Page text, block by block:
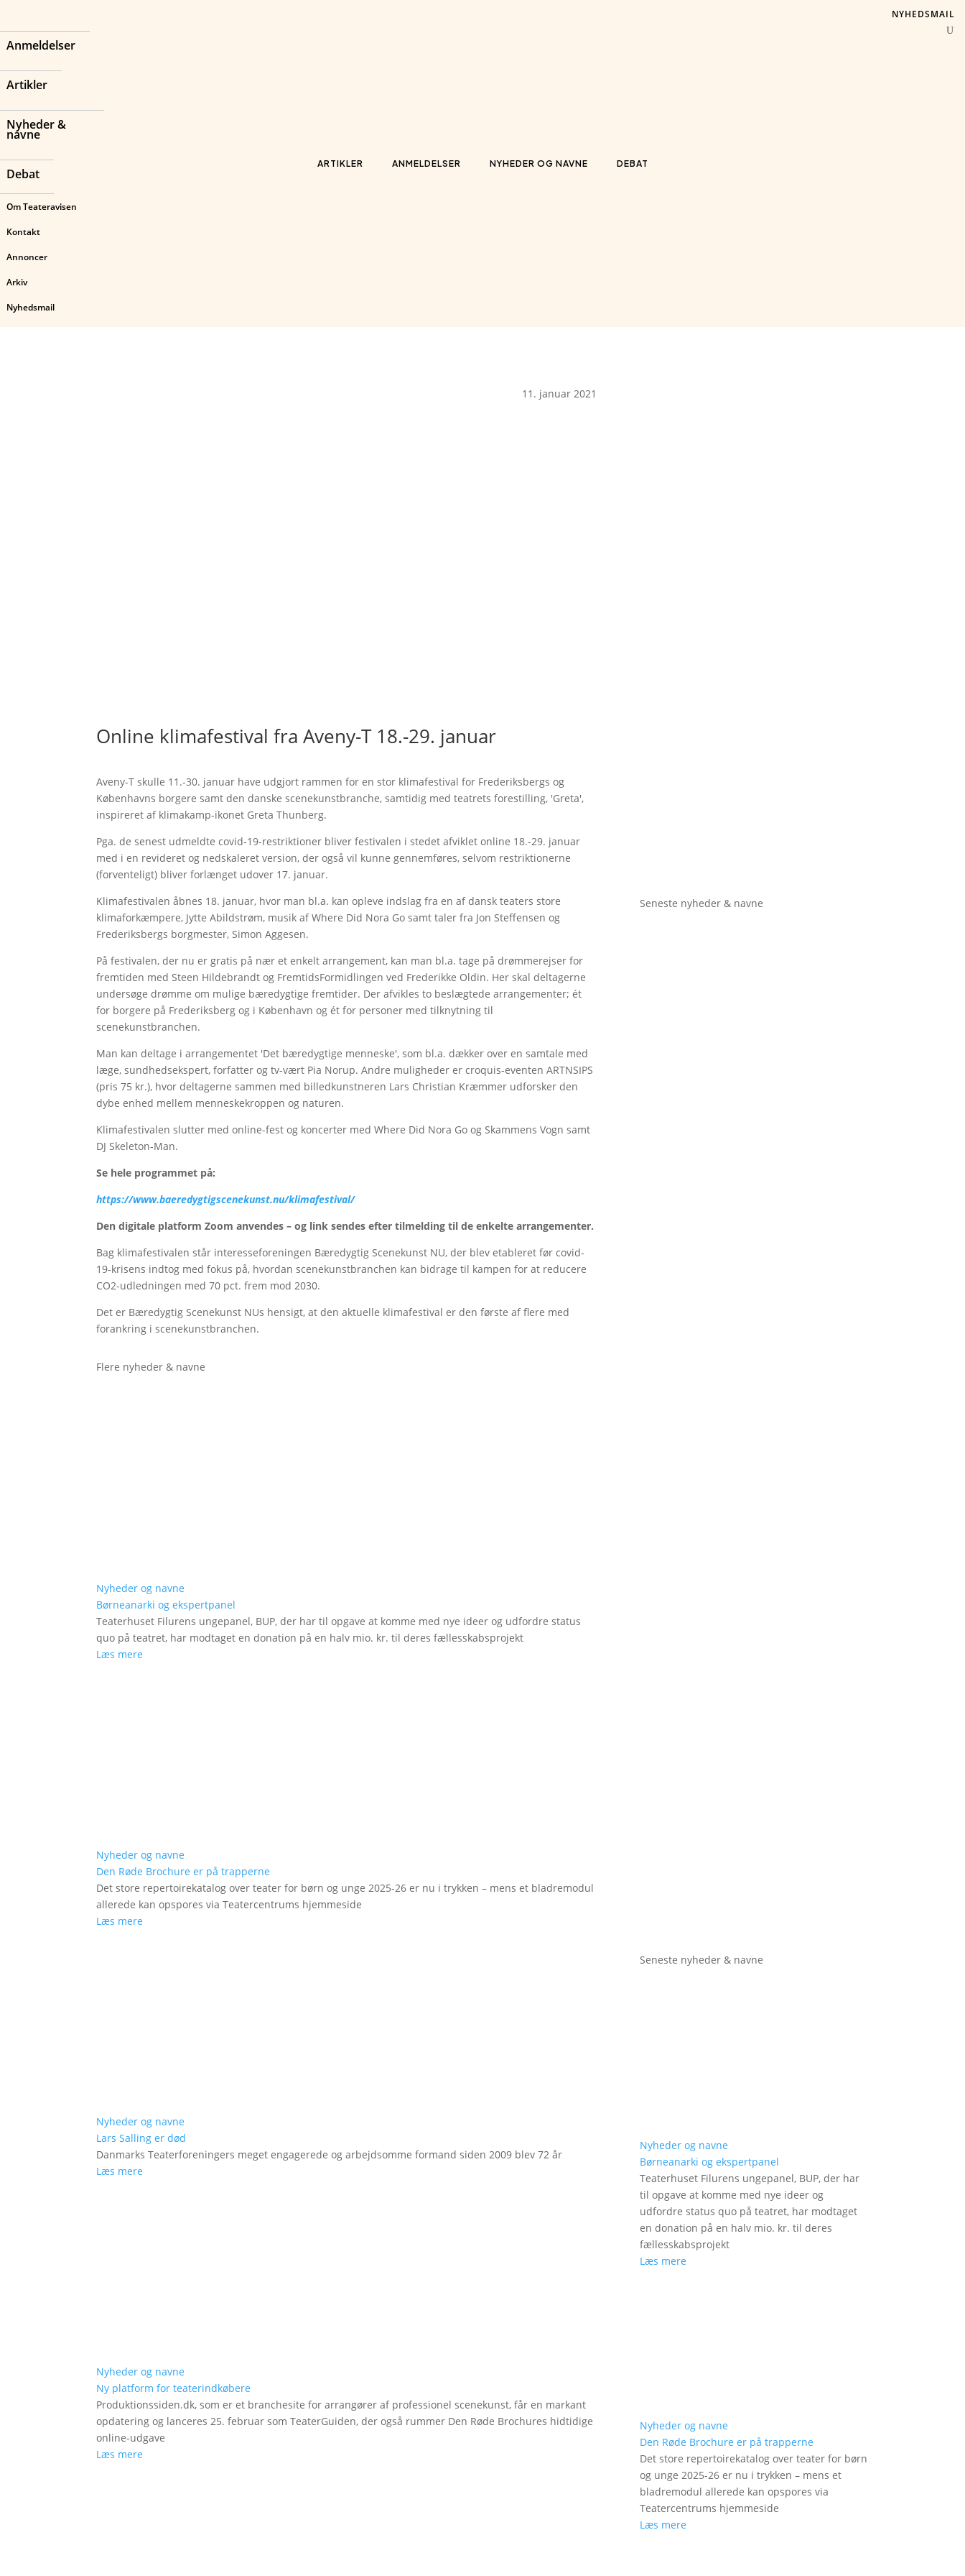
Anmeldelser
Artikler
Nyheder &
navne
Debat
Om Teateravisen
Kontakt
Annoncer
Arkiv
Nyhedsmail
ARTIKLER ANMELDELSER NYHEDER OG NAVNE DEBAT
NYHEDSMAIL
11. januar 2021
Online klimafestival fra Aveny-T 18.-29. januar
Aveny-T skulle 11.-30. januar have udgjort rammen for en stor klimafestival for Frederiksbergs og
Københavns borgere samt den danske scenekunstbranche, samtidig med teatrets forestilling, 'Greta',
inspireret af klimakamp-ikonet Greta Thunberg.
Pga. de senest udmeldte covid-19-restriktioner bliver festivalen i stedet afviklet online 18.-29. januar
med i en revideret og nedskaleret version, der også vil kunne gennemføres, selvom restriktionerne
(forventeligt) bliver forlænget udover 17. januar.
Klimafestivalen åbnes 18. januar, hvor man bl.a. kan opleve indslag fra en af dansk teaters store
klimaforkæmpere, Jytte Abildstrøm, musik af Where Did Nora Go samt taler fra Jon Steffensen og
Frederiksbergs borgmester, Simon Aggesen.
På festivalen, der nu er gratis på nær et enkelt arrangement, kan man bl.a. tage på drømmerejser for
fremtiden med Steen Hildebrandt og FremtidsFormidlingen ved Frederikke Oldin. Her skal deltagerne
undersøge drømme om mulige bæredygtige fremtider. Der afvikles to beslægtede arrangementer; ét
for borgere på Frederiksberg og i København og ét for personer med tilknytning til
scenekunstbranchen.
Man kan deltage i arrangementet 'Det bæredygtige menneske', som bl.a. dækker over en samtale med
læge, sundhedsekspert, forfatter og tv-vært Pia Norup. Andre muligheder er croquis-eventen ARTNSIPS
(pris 75 kr.), hvor deltagerne sammen med billedkunstneren Lars Christian Kræmmer udforsker den
dybe enhed mellem menneskekroppen og naturen.
Klimafestivalen slutter med online-fest og koncerter med Where Did Nora Go og Skammens Vogn samt
DJ Skeleton-Man.
Se hele programmet på:
https://www.baeredygtigscenekunst.nu/klimafestival/
Den digitale platform Zoom anvendes – og link sendes efter tilmelding til de enkelte arrangementer.
Bag klimafestivalen står interesseforeningen Bæredygtig Scenekunst NU, der blev etableret før covid-
19-krisens indtog med fokus på, hvordan scenekunstbranchen kan bidrage til kampen for at reducere
CO2-udledningen med 70 pct. frem mod 2030.
Det er Bæredygtig Scenekunst NUs hensigt, at den aktuelle klimafestival er den første af flere med
forankring i scenekunstbranchen.
Flere nyheder & navne
Nyheder og navne
Børneanarki og ekspertpanel
Teaterhuset Filurens ungepanel, BUP, der har til opgave at komme med nye ideer og udfordre status
quo på teatret, har modtaget en donation på en halv mio. kr. til deres fællesskabsprojekt
Læs mere
Nyheder og navne
Den Røde Brochure er på trapperne
Det store repertoirekatalog over teater for børn og unge 2025-26 er nu i trykken – mens et bladremodul
allerede kan opspores via Teatercentrums hjemmeside
Læs mere
Nyheder og navne
Lars Salling er død
Danmarks Teaterforeningers meget engagerede og arbejdsomme formand siden 2009 blev 72 år
Læs mere
Nyheder og navne
Ny platform for teaterindkøbere
Produktionssiden.dk, som er et branchesite for arrangører af professionel scenekunst, får en markant
opdatering og lanceres 25. februar som TeaterGuiden, der også rummer Den Røde Brochures hidtidige
online-udgave
Læs mere
Seneste nyheder & navne
Seneste nyheder & navne
Nyheder og navne
Børneanarki og ekspertpanel
Teaterhuset Filurens ungepanel, BUP, der har
til opgave at komme med nye ideer og
udfordre status quo på teatret, har modtaget
en donation på en halv mio. kr. til deres
fællesskabsprojekt
Læs mere
Nyheder og navne
Den Røde Brochure er på trapperne
Det store repertoirekatalog over teater for børn
og unge 2025-26 er nu i trykken – mens et
bladremodul allerede kan opspores via
Teatercentrums hjemmeside
Læs mere